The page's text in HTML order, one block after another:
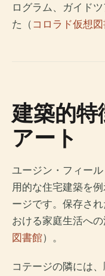
ログラム、ガイド
た（ コロラド仮想
建築的
アート
ユージン・フィー
用的な住宅建築を
ージです。保存さ
おける家庭生活へ
図書館）。
コテージの隣には